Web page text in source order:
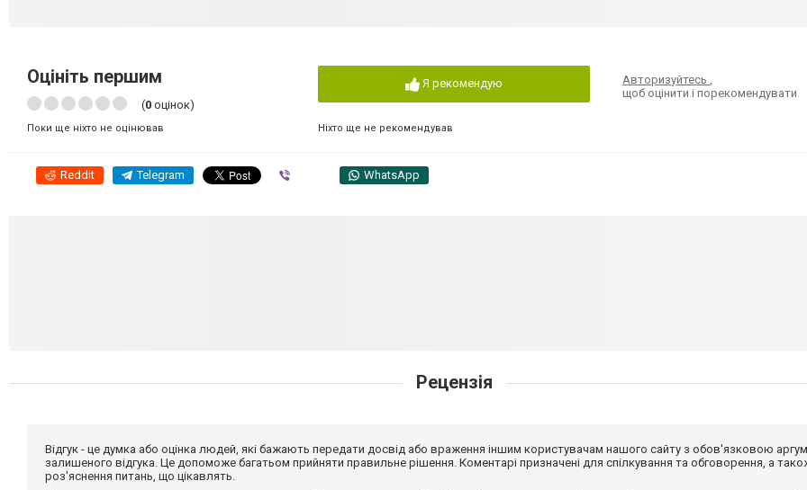
Оцініть першим
(0 оцінок)
Поки ще ніхто не оцінював
Я рекомендую
Ніхто ще не рекомендував
Авторизуйтесь
щоб оцінити і порекомендувати
Reddit Telegram WhatsApp
Рецензія
Відгук - це думка або оцінка людей, які бажають передати досвід або враження іншим користувачам нашого сайту з обов'язковою
залишеного відгука. Це допоможе багатьом прийняти правильне рішення. Коментарі призначені для спілкування та обговорення, а
роз'яснення питань, що цікавлять.